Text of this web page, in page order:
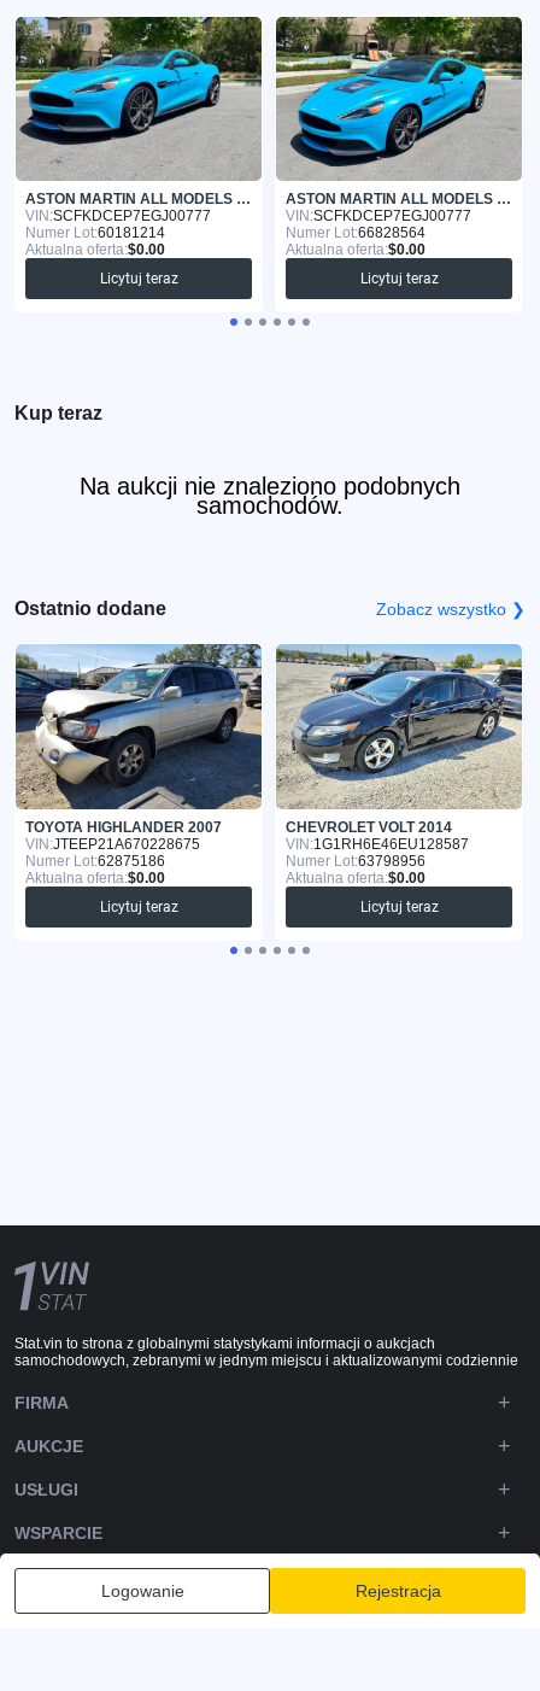
ASTON MARTIN ALL MODELS 2014
VIN:SCFKDCEP7EGJ00777
Numer Lot:60181214
Aktualna oferta:$0.00
Licytuj teraz
ASTON MARTIN ALL MODELS 2014
VIN:SCFKDCEP7EGJ00777
Numer Lot:66828564
Aktualna oferta:$0.00
Licytuj teraz
Kup teraz
Na aukcji nie znaleziono podobnych
samochodów.
Ostatnio dodane Zobacz wszystko ❯
TOYOTA HIGHLANDER 2007
VIN:JTEEP21A670228675
Numer Lot:62875186
Aktualna oferta:$0.00
Licytuj teraz
CHEVROLET VOLT 2014
VIN:1G1RH6E46EU128587
Numer Lot:63798956
Aktualna oferta:$0.00
Licytuj teraz
Logowanie Rejestracja
Stat.vin to strona z globalnymi statystykami informacji o aukcjach
samochodowych, zebranymi w jednym miejscu i aktualizowanymi codziennie
FIRMA
AUKCJE
USŁUGI
WSPARCIE
DOWNLOADS
OBSERWUJ NAS